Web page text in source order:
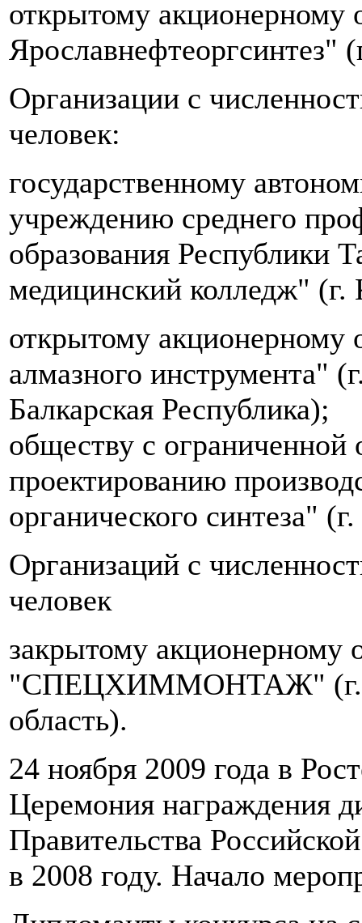
открытому акционерному
Ярославнефтеоргсинтез"
Организации с
человек:
государственному
учреждению среднего
образования Республики
медицинский колледж" (г.
открытому акционерному
алмазного инструмента"
Балкарская Республика);
обществу с ограниченной
проектированию
органического синтеза"
Организаций с
человек
закрытому акционерному
"СПЕЦХИММОНТАЖ" (г.
область).
24 ноября 2009 года в
Церемония награждения
Правительства
в 2008 году. Начало